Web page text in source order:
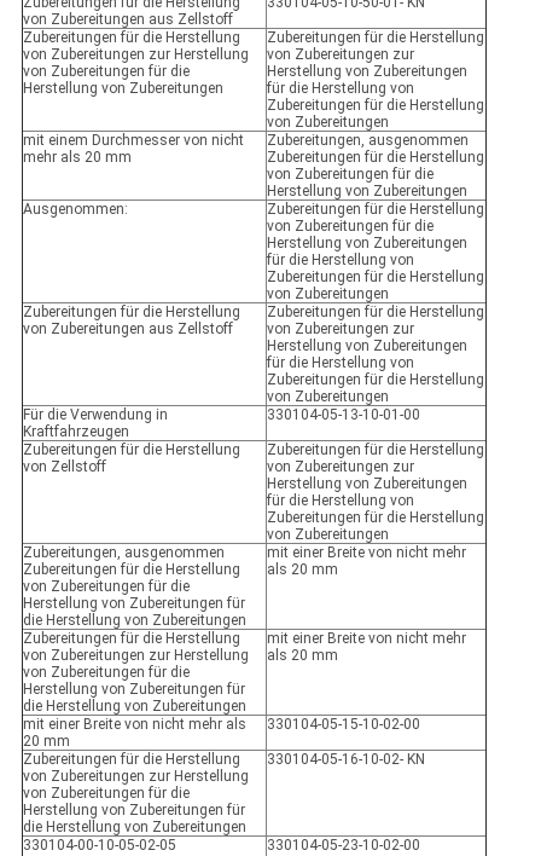
von Zubereitungen aus Zellstoff
Zubereitungen für die Herstellung
von Zubereitungen zur Herstellung
von Zubereitungen für die
Herstellung von Zubereitungen
Zubereitungen für die Herstellung
von Zubereitungen zur
Herstellung von Zubereitungen
für die Herstellung von
Zubereitungen für die Herstellung
von Zubereitungen
mit einem Durchmesser von nicht
mehr als 20 mm
Zubereitungen, ausgenommen
Zubereitungen für die Herstellung
von Zubereitungen für die
Herstellung von Zubereitungen
Ausgenommen:
Zubereitungen für die Herstellung
von Zubereitungen für die
Herstellung von Zubereitungen
für die Herstellung von
Zubereitungen für die Herstellung
von Zubereitungen
Zubereitungen für die Herstellung
von Zubereitungen aus Zellstoff
Zubereitungen für die Herstellung
von Zubereitungen zur
Herstellung von Zubereitungen
für die Herstellung von
Zubereitungen für die Herstellung
von Zubereitungen
Für die Verwendung in
Kraftfahrzeugen
330104-05-13-10-01-00
Zubereitungen für die Herstellung
von Zellstoff
Zubereitungen für die Herstellung
von Zubereitungen zur
Herstellung von Zubereitungen
für die Herstellung von
Zubereitungen für die Herstellung
von Zubereitungen
Zubereitungen, ausgenommen
Zubereitungen für die Herstellung
von Zubereitungen für die
Herstellung von Zubereitungen für
die Herstellung von Zubereitungen
mit einer Breite von nicht mehr
als 20 mm
Zubereitungen für die Herstellung
von Zubereitungen zur Herstellung
von Zubereitungen für die
Herstellung von Zubereitungen für
die Herstellung von Zubereitungen
mit einer Breite von nicht mehr
als 20 mm
mit einer Breite von nicht mehr als
20 mm
330104-05-15-10-02-00
Zubereitungen für die Herstellung
von Zubereitungen zur Herstellung
von Zubereitungen für die
Herstellung von Zubereitungen für
die Herstellung von Zubereitungen
330104-05-16-10-02- KN
330104-00-10-05-02-05
330104-05-23-10-02-00